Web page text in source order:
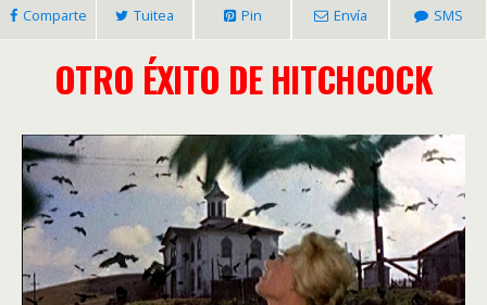
Comparte Tuitea Pin Envía SMS
OTRO ÉXITO DE HITCHCOCK